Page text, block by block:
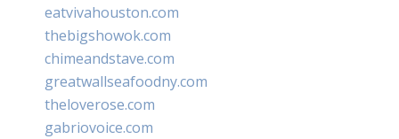
eatvivahouston.com
thebigshowok.com
chimeandstave.com
greatwallseafoodny.com
theloverose.com
gabriovoice.com